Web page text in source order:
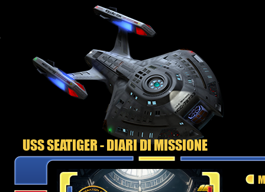
USS SEATIGER - DIARI DI MISSIONE